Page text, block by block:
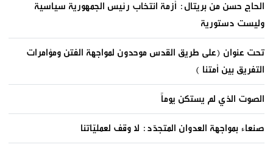
الحاج حسن من بريتال: أزمة انتخاب رئيس الجمهورية سياسية
وليست دستورية
تحت عنوان (على طريق القدس موحدون لمواجهة الفتن ومؤامرات
التفريق بين أمتنا )
الصوت الذي لم يستكن يوماً
صنعاء بمواجهة العدوان المتجدّد: لا وقف لعمليّاتنا